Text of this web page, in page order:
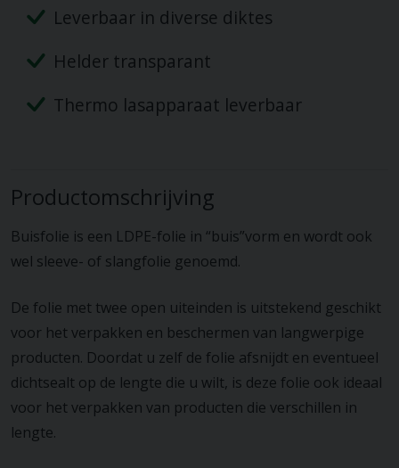
Leverbaar in diverse diktes
Helder transparant
Thermo lasapparaat leverbaar
Productomschrijving
Buisfolie is een LDPE-folie in “buis”vorm en wordt ook
wel sleeve- of slangfolie genoemd.
De folie met twee open uiteinden is uitstekend geschikt
voor het verpakken en beschermen van langwerpige
producten. Doordat u zelf de folie afsnijdt en eventueel
dichtsealt op de lengte die u wilt, is deze folie ook ideaal
voor het verpakken van producten die verschillen in
lengte.